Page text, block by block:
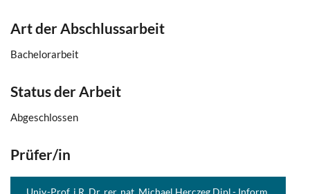
Art der Abschlussarbeit
Bachelorarbeit
Status der Arbeit
Abgeschlossen
Prüfer/in